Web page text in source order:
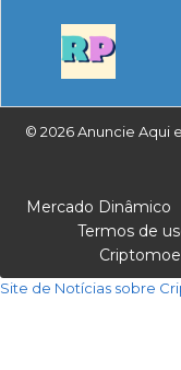
© 2026 Anuncie Aqui
Mercado Dinâmico
Termos de
Site de Notícias sobre